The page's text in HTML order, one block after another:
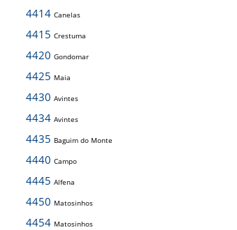
4414 Canelas
4415 Crestuma
4420 Gondomar
4425 Maia
4430 Avintes
4434 Avintes
4435 Baguim do Monte
4440 Campo
4445 Alfena
4450 Matosinhos
4454 Matosinhos